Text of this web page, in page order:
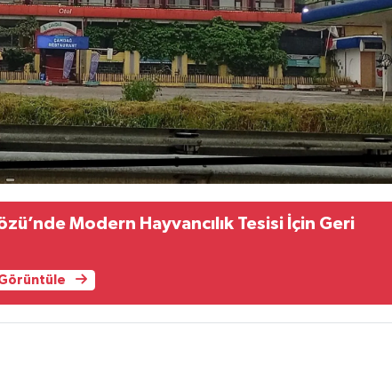
Modern Hayvancılık Tesisi İçin Geri